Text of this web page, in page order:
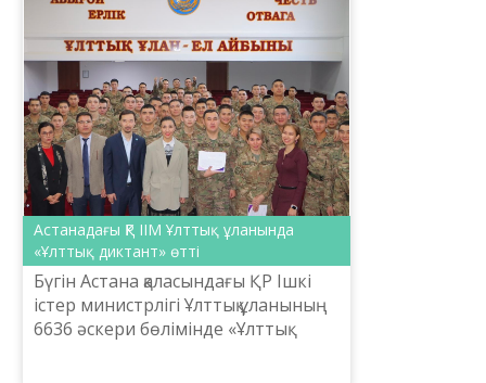
Астанадағы ҚР ІІМ Ұлттық ұланында
«Ұлттық диктант» өтті
Бүгін Астана қаласындағы ҚР Ішкі
істер министрлігі Ұлттық ұланының
6636 әскери бөлімінде «Ұлттық